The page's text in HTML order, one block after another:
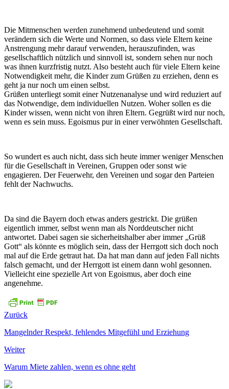
Die Mitmenschen werden zunehmend unbedeutend und somit
verändern sich die Werte und Normen, so dass viele Eltern keine
Anstrengung mehr darauf verwenden, herauszufinden, was
gesellschaftlich nützlich und sinnvoll ist, sondern sehen nur noch
was ihnen kurzfristig nutzt. Also besteht auch für viele Eltern keine
Notwendigkeit mehr, die Kinder zum Grüßen zu erziehen, denn es
geht ja nur noch um einen selbst.
Grüßen unterliegt somit einer Nutzenanalyse und wird reduziert auf
das Notwendige, dem individuellen Nutzen. Woher sollen es die
Kinder wissen, wenn nicht von ihren Eltern. Gegrüßt wird nur noch,
wenn es sein muss. Egoismus pur in einer verwöhnten Gesellschaft.
So wundert es auch nicht, dass sich heute immer weniger Menschen
für die Gesellschaft in Vereinen, Gruppen oder sonst wie
engagieren. Der Feuerwehr, den Vereinen und sogar den Parteien
fehlt der Nachwuchs.
Da sind die Bayern doch etwas anders gestrickt. Die grüßen
eigentlich immer, selbst wenn man als Norddeutscher nicht
antwortet. Dabei sagen sie sicherheitshalber aber immer „Grüß
Gott“ als könnte es möglich sein, dass der Herrgott sich doch noch
mal auf die Erde getraut hat. Da hat man dann auf jeden Fall nichts
falsch gemacht, und der Herrgott ist einem dann wohl gesonnen.
Vielleicht eine spezielle Art von Egoismus, aber doch eine
angenehme.
Zurück
Mangelnder Respekt, fehlendes Mitgefühl und Erziehung
Weiter
Warum Miete zahlen, wenn es ohne geht